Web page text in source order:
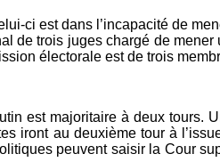
ci est dans l’incapacité de
de trois juges chargé de
électorale est de trois
est majoritaire à deux tours.
iront au deuxième tour à
peuvent saisir la Cour